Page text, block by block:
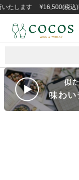
す ¥16,500(税込)以上